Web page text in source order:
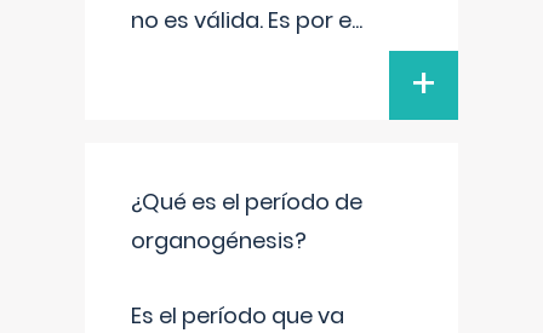
no es válida. Es por e...
+
¿Qué es el período de
organogénesis?
Es el período que va